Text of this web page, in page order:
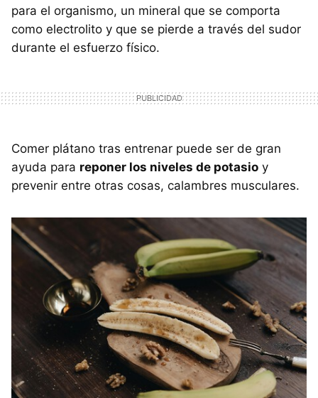
para el organismo, un mineral que se comporta
como electrolito y que se pierde a través del sudor
durante el esfuerzo físico.
Comer plátano tras entrenar puede ser de gran
ayuda para reponer los niveles de potasio y
prevenir entre otras cosas, calambres musculares.